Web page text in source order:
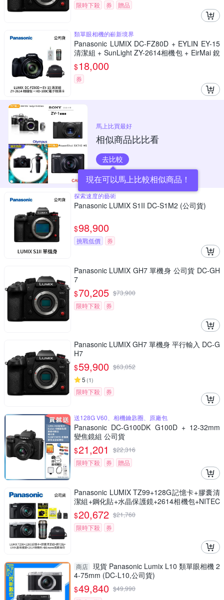
限時下殺
券 贈品
類單眼相機的嶄新境界
Panasonic LUMIX DC-FZ80D + EYLIN EY-15
清潔組 + SunLight ZY-2614相機包 + EirMai 銳
瑪 HD-100C電子除濕卡 FZ80D (公司貨)
$18,000
券
馬上比買最好
相似商品比比看
去比較
現在可以馬上比較相似商品！
探索速度的藝術
Panasonic LUMIX S1II DC-S1M2 (公司貨)
$98,900
挑戰低價 券
Panasonic LUMIX GH7 單機身 公司貨 DC-GH
7
$70,205 $73,900
限時下殺
券
Panasonic LUMIX GH7 單機身 平行輸入 DC-G
H7
$59,900 $63,052
5 (1)
限時下殺 券
送128G V60、相機鑰匙圈、原廠包
Panasonic DC-G100DK G100D + 12-32mm
變焦鏡組 公司貨
$21,201 $22,316
限時下殺
券 贈品
Panasonic LUMIX TZ99+128G記憶卡+膠囊清
潔組+鋼化貼+水晶保護鏡+2614相機包+NITEC
ORE BB nano 迷你電動氣吹(公司貨)
$20,672 $21,760
限時下殺
券
商店 現貨 Panasonic Lumix L10 類單眼相機 2
4-75mm (DC-L10,公司貨)
$49,840 $49,990